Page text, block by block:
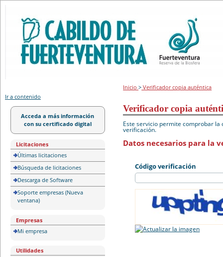
Ir a contenido
Acceda a más información
con su certificado digital
Licitaciones
Últimas licitaciones
Búsqueda de licitaciones
Descarga de Software
Soporte empresas (Nueva
ventana)
Empresas
Mi empresa
Utilidades
Inicio> Verificador copia auténtica
Verificador copia
Este servicio permite comprobar
verificación.
Datos necesarios para la
Código verificación